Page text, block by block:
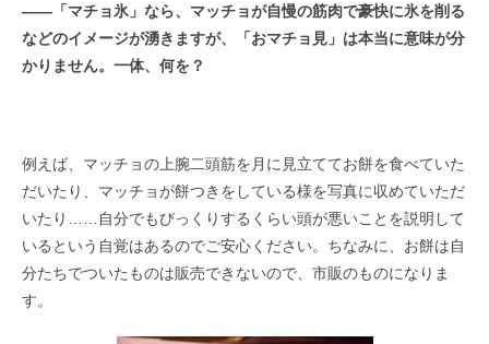
―― 「マチョ氷」なら、マッチョが自慢の筋肉で豪快に氷を削る
などのイメージが湧きますが、「おマチョ見」は本当に意味が分
かりません。一体、何を？
例えば、マッチョの上腕二頭筋を月に見立ててお餅を食べていた
だいたり、マッチョが餅つきをしている様を写真に収めていただ
いたり……自分でもびっくりするくらい頭が悪いことを説明して
いるという自覚はあるのでご安心ください。ちなみに、お餅は自
分たちでついたものは販売できないので、市販のものになりま
す。